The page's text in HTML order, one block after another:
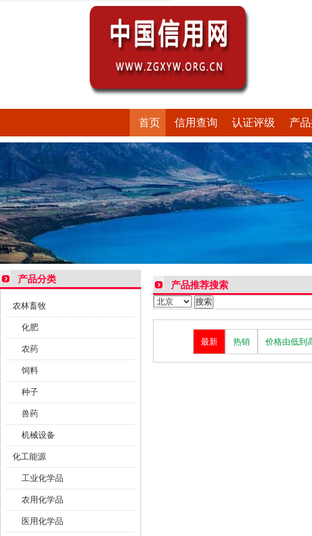
首页 信用查询 认证评级 产
产品分类
农林畜牧
化肥
农药
饲料
种子
兽药
机械设备
化工能源
工业化学品
农用化学品
医用化学品
产品推荐搜索
最新 热销 价格由低到